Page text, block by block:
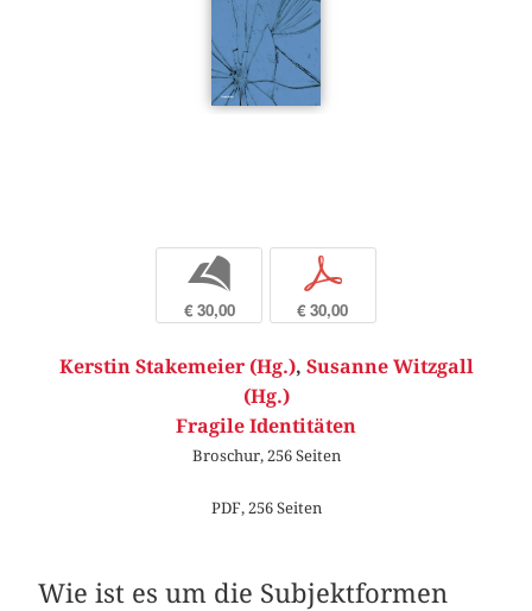
b
€ 30,00
p
€ 30,00
Kerstin Stakemeier (Hg.), Susanne Witzgall
(Hg.)
Fragile Identitäten
Broschur, 256 Seiten
PDF, 256 Seiten
Wie ist es um die Subjektformen